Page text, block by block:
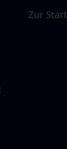
Zur